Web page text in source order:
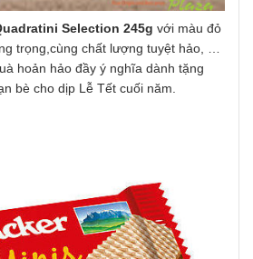
Selection 245g với màu đỏ
trọng,cùng chất lượng tuyệt hảo, …
hoản hảo đầy ý nghĩa dành tặng
bè cho dịp Lễ Tết cuối năm.